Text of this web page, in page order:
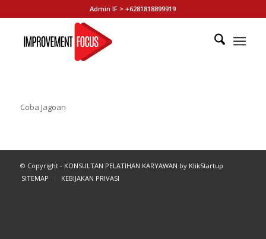
Admin IF > +6281818899919
Coba Jagoan
© Copyright - KONSULTAN PELATIHAN KARYAWAN by KlikStartup
SITEMAP
KEBIJAKAN PRIVASI